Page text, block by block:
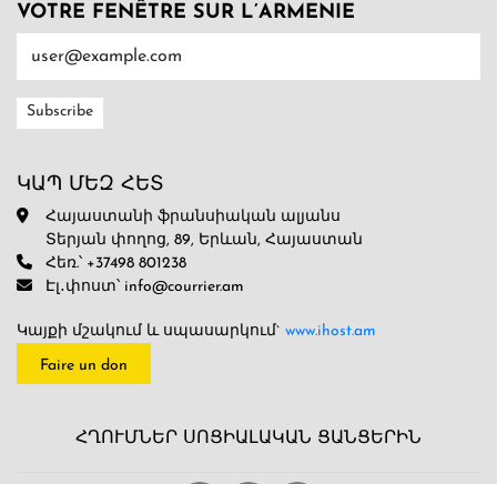
VOTRE FENÊTRE SUR L’ARMENIE
ԿԱՊ ՄԵԶ ՀԵՏ
Հայաստանի ֆրանսիական ալյանս
Տերյան փողոց, 89, Երևան, Հայաստան
Հեռ.՝ +37498 801238
Էլ․փոստ՝ info@courrier.am
Կայքի մշակում և սպասարկում` www.ihost.am
Faire un don
ՀՂՈՒՄՆԵՐ ՍՈՑԻԱԼԱԿԱՆ ՑԱՆՑԵՐԻՆ